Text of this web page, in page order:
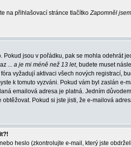
na přihlašovací stránce tlačítkoZapomněl
jsou v pořádku, pak se mohla odehrát
... a je mi méně než 13 let, budete muset
vyžadují aktivaci všech nových registrací,
k tomuto vyzváni. Pokud vám byl zaslán e-
emailová adresa je platná. Jedním
obtěžovat. Pokud si jste jisti, že e-mailová
heslo (zkontrolujte e-mail, který jste